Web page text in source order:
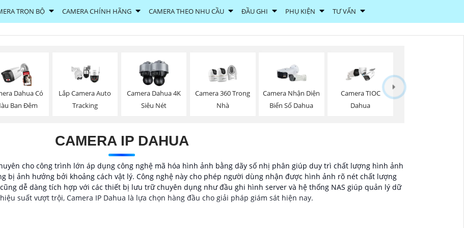
TRỌN BỘ CAMERA CHÍNH HÃNG CAMERA THEO NHU CẦU ĐẦU GHI PHỤ KIỆN TƯ VẤN
Dahua Có
Ban Đêm
Lắp Camera Auto
Tracking
Camera Dahua 4K
Siêu Nét
Camera 360 Trong
Nhà
Camera Nhận Diện
Biển Số Dahua
Camera TIOC
Dahua
CAMERA IP DAHUA
cho công trình lớn áp dụng công nghệ mã hóa hình ảnh bằng dãy số nhị phân giúp duy trì chất lượng hình ảnh
bị ảnh hưởng bởi khoảng cách vật lý. Công nghệ này cho phép người dùng nhận được hình ảnh rõ nét chất lượng
dễ dàng tích hợp với các thiết bị lưu trữ chuyên dụng như đầu ghi hình server và hệ thống NAS giúp quản lý dữ
suất vượt trội, Camera IP Dahua là lựa chọn hàng đầu cho giải pháp giám sát hiện nay.